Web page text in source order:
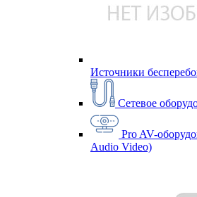
Источники
Сетевое
Pro AV-
Audio Video)